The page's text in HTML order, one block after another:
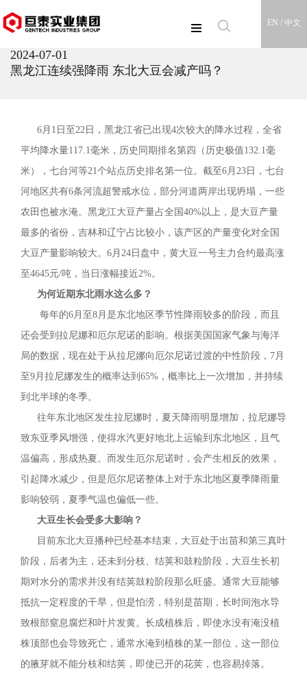
EN / 中文
2024-07-01
黑龙江连续强降雨 东北大豆会减产吗？
6月1日至22日，黑龙江省已出现4次较大的降水过程，全省
平均降水量117.1毫米，历史同期排名第四（历史极值132.1毫
米），七台河等21个站点历史排名第一位。截至6月23日，七台
河地区共有6条河流超警戒水位，部分河道两岸出现坍塌，一些
农田也被水淹。黑龙江大豆产量占全国40%以上，是大豆产量
最多的省份，吉林和辽宁占比较小，该产区的产量变化对全国
大豆产量影响较大。6月24日盘中，黄大豆一号主力合约最高涨
至4645元/吨，当日涨幅接近2%。
为何近期东北雨水这么多？
每年的6月至8月是东北地区季节性降雨较多的阶段，而且
还会受到拉尼娜和厄尔尼诺的影响。根据美国国家气象与海洋
局的数据，现在处于从拉尼娜向厄尔尼诺过渡的中性阶段，7月
至9月拉尼娜发生的概率达到65%，概率比上一次增加，并持续
到北半球的冬季。
往年东北地区发生拉尼娜时，夏天降雨明显增加，拉尼娜导
致东亚季风增强，使得水汽更好地北上运输到东北地区，且气
温偏高，形成热夏。而发生厄尔尼诺时，会产生相反的效果，
引起降水减少，但是厄尔尼诺整体上对于东北地区夏季降雨量
影响较弱，夏季气温也偏低一些。
大豆生长会受多大影响？
目前东北大豆播种已经基本结束，大豆处于出苗和第三真叶
阶段，后者为主，还未到分枝、结荚和鼓粒阶段，大豆生长初
期对水分的需求并没有结荚鼓粒阶段那么旺盛。通常大豆能够
抵抗一定程度的干旱，但是怕涝，特别是苗期，长时间泡水导
致根部窒息腐烂和叶片发黄。长成植株后，即使水没有淹没植
株顶部也会导致死亡，通常水淹到植株的某一部位，这一部位
的腋芽就不能分枝和结荚，即使已开的花荚，也容易掉落。